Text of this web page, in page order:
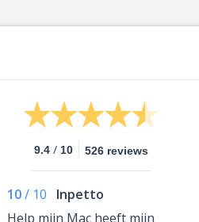
9.4 / 10 526 reviews
10/ 10
Inpetto
Help mijn Mac heeft mijn